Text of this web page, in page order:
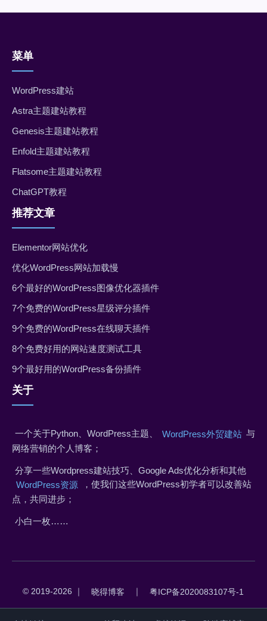
菜单
WordPress建站
Astra主题建站教程
Genesis主题建站教程
Enfold主题建站教程
Flatsome主题建站教程
ChatGPT教程
推荐文章
Elementor网站优化
优化WordPress网站加载慢
6个最好的WordPress图像优化器插件
7个免费的WordPress星级评分插件
9个免费的WordPress在线聊天插件
8个免费好用的网站速度测试工具
9个最好用的WordPress备份插件
关于
一个关于Python、WordPress主题、 WordPress外贸建站 与
网络营销的个人博客；
分享一些Wordpress建站技巧、Google Ads优化分析和其他
WordPress资源
，使我们这些WordPress初学者可以改善站
点，共同进步；
小白一枚……
© 2019-2026 ｜ 晓得博客 ｜ 粤ICP备2020083107号-1